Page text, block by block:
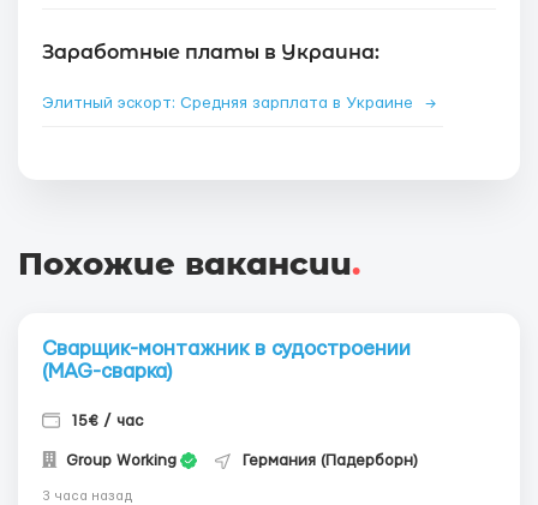
Заработные платы в Украина:
Элитный эскорт: Средняя зарплата в Украине →
Похожие вакансии.
Сварщик-монтажник в судостроении
(MAG-сварка)
15€ / час
Group Working Германия (Падерборн)
3 часа назад